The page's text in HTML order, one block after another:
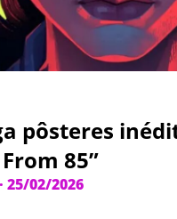
pôsteres
85”
· 25/02/2026